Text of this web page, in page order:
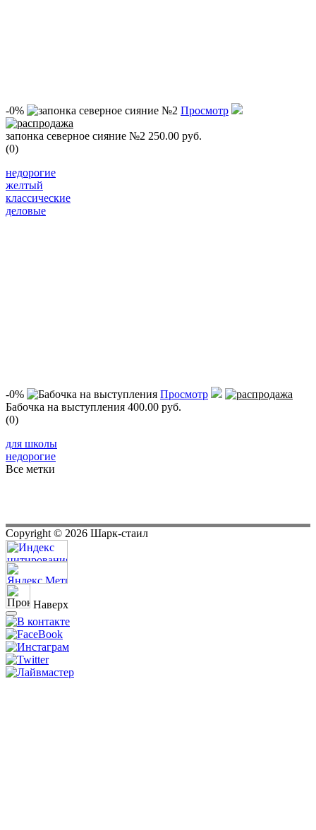
-0% Просмотр
запонка северное сияние №2 250.00 руб.
(0)
недорогие
желтый
классические
деловые
-0%
Просмотр
Бабочка на выступления 400.00 руб.
(0)
для школы
недорогие
Все метки
Copyright © 2026 Шарк-стаил
Наверх